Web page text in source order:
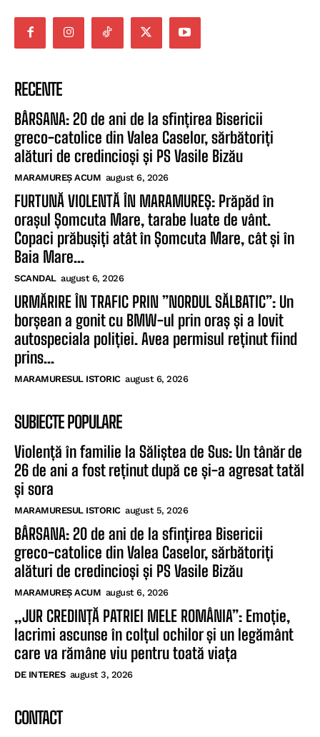
RECENTE
BÂRSANA: 20 de ani de la sfințirea Bisericii
greco-catolice din Valea Caselor, sărbătoriți
alături de credincioși și PS Vasile Bizău
MARAMUREȘ ACUM august 6, 2026
FURTUNĂ VIOLENTĂ ÎN MARAMUREȘ: Prăpăd în
orașul Șomcuta Mare, tarabe luate de vânt.
Copaci prăbușiți atât în Șomcuta Mare, cât și în
Baia Mare...
SCANDAL august 6, 2026
URMĂRIRE ÎN TRAFIC PRIN ”NORDUL SĂLBATIC”: Un
borșean a gonit cu BMW-ul prin oraș și a lovit
autospeciala poliției. Avea permisul reținut fiind
prins...
MARAMURESUL ISTORIC august 6, 2026
SUBIECTE POPULARE
Violență în familie la Săliștea de Sus: Un tânăr de
26 de ani a fost reținut după ce și-a agresat tatăl
și sora
MARAMURESUL ISTORIC august 5, 2026
BÂRSANA: 20 de ani de la sfințirea Bisericii
greco-catolice din Valea Caselor, sărbătoriți
alături de credincioși și PS Vasile Bizău
MARAMUREȘ ACUM august 6, 2026
„JUR CREDINȚĂ PATRIEI MELE ROMÂNIA”: Emoție,
lacrimi ascunse în colțul ochilor și un legământ
care va rămâne viu pentru toată viața
DE INTERES august 3, 2026
CONTACT